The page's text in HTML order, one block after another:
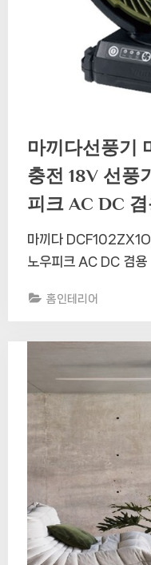
마끼다선풍기
충전 18V 선풍
피크 AC DC
마끼다
노우피크 AC DC 겸용
홈인테리어